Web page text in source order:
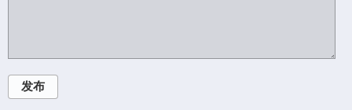
发布